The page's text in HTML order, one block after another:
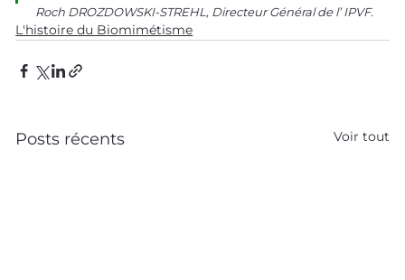
Roch DROZDOWSKI-STREHL, Directeur Général de l’ IPVF.
L'histoire du Biomimétisme
Posts récents Voir tout